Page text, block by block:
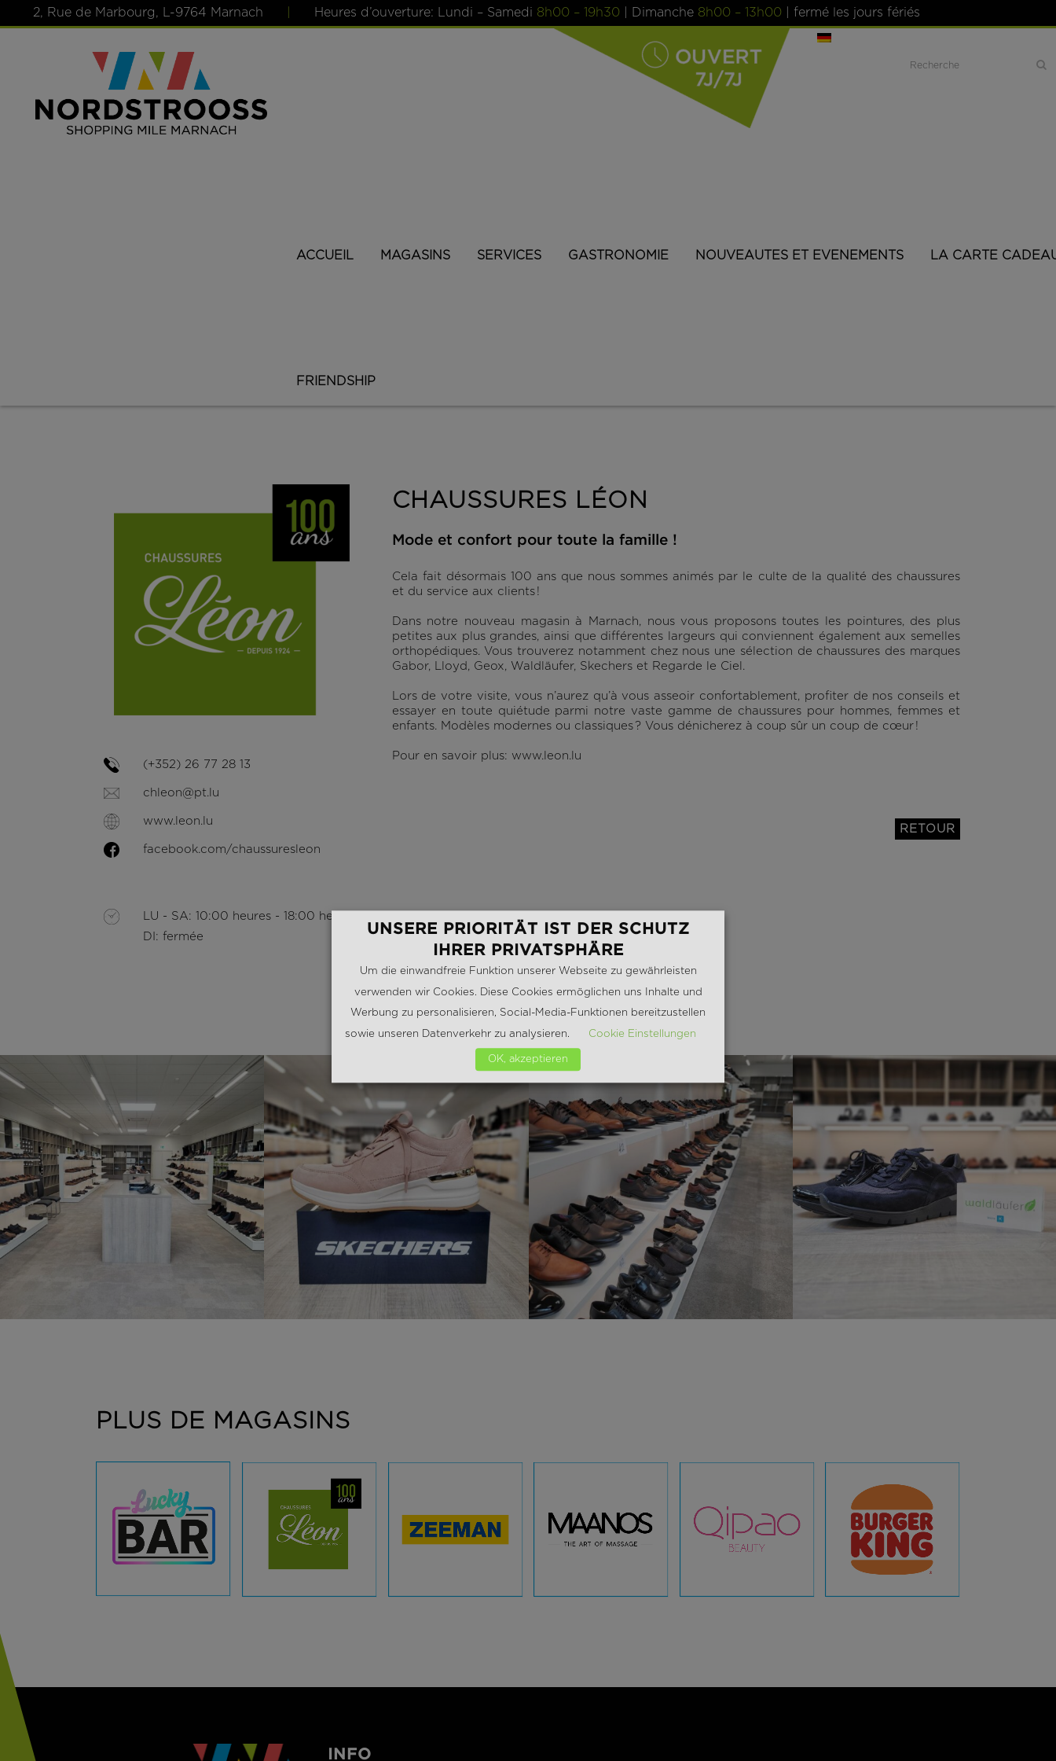
2, Rue de Marbourg, L-9764 Marnach Heures d’ouverture: Lundi – Samedi 8h00 – 19h30 | Dimanche 8h00 – 13h00 | fermé les jours fériés
ACCUEIL MAGASINS SERVICES GASTRONOMIE NOUVEAUTES ET EVENEMENTS LA CARTE
FRIENDSHIP
(+352) 26 77 28 13
chleon@pt.lu
www.leon.lu
facebook.com/chaussuresleon
LU - SA: 10:00 heures - 18:00 heures
DI: fermée
CHAUSSURES LÉON
Mode et confort pour toute la famille !
Cela fait désormais 100 ans que nous sommes animés par le culte de la qualité des chaussures
et du service aux clients !
Dans notre nouveau magasin à Marnach, nous vous proposons toutes les pointures, des plus
petites aux plus grandes, ainsi que différentes largeurs qui conviennent également aux semelles
orthopédiques. Vous trouverez notamment chez nous une sélection de chaussures des marques
Gabor, Lloyd, Geox, Waldläufer, Skechers et Regarde le Ciel.
Lors de votre visite, vous n’aurez qu’à vous asseoir confortablement, profiter de nos conseils et
essayer en toute quiétude parmi notre vaste gamme de chaussures pour hommes, femmes et
enfants. Modèles modernes ou classiques ? Vous dénicherez à coup sûr un coup de cœur !
Pour en savoir plus: www.leon.lu
RETOUR
PLUS DE MAGASINS
AFFICHER AFFICHER AFFICHER AFFICHER AFFICHER AFFICHER
INFO
UNSERE PRIORITÄT IST DER SCHUTZ
IHRER PRIVATSPHÄRE
Um die einwandfreie Funktion unserer Webseite zu gewährleisten
verwenden wir Cookies. Diese Cookies ermöglichen uns Inhalte und
Werbung zu personalisieren, Social-Media-Funktionen bereitzustellen
sowie unseren Datenverkehr zu analysieren.
Cookie Einstellungen
OK, akzeptieren